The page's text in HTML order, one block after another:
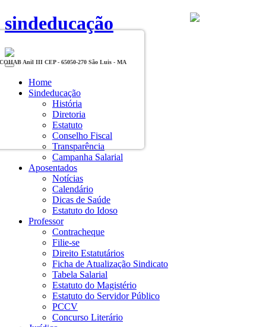
sindeducação
Toggle
navigationHome
Sindeducação
História
Diretoria
Estatuto
Conselho Fiscal
Transparência
Campanha Salarial
Aposentados
Notícias
Calendário
Dicas de Saúde
Estatuto do Idoso
Professor
Contracheque
Filie-se
Direito Estatutários
Ficha de Atualização Sindicato
Tabela Salarial
Estatuto do Magistério
Estatuto do Servidor Público
PCCV
Concurso Literário
COHAB Anil III CEP - 65050-270 São Luis - MA